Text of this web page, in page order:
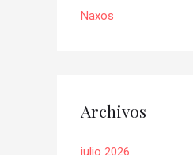
Naxos
Archivos
julio 2026